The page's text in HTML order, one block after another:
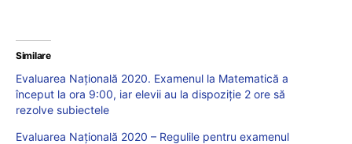
Similare
Evaluarea Națională 2020. Examenul la Matematică a
început la ora 9:00, iar elevii au la dispoziție 2 ore să
rezolve subiectele
Evaluarea Națională 2020 – Regulile pentru examenul